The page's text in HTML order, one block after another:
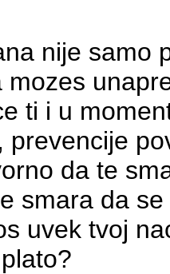
nije samo
mozes
ti i u
prevencije
da te
smara da
uvek tvoj